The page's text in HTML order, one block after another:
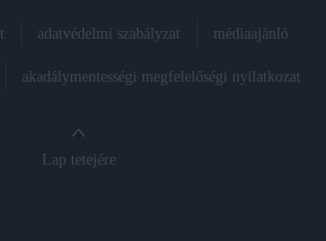
adatvédelmi szabályzat médiaajánló
akadálymentességi megfelelőségi nyilatkozat
Lap tetejére